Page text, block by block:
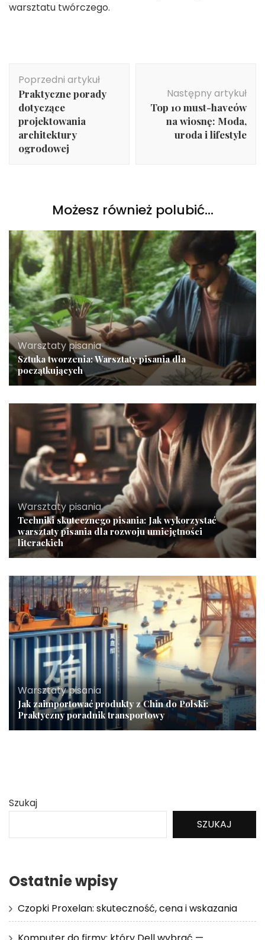
warsztatu twórczego.
wpisu
Poprzedni artykuł
Praktyczne porady
dotyczące
projektowania
architektury
ogrodowej
Następny artykuł
Top 10 must-haveów
na wiosnę: Moda,
uroda i lifestyle
Możesz również polubić…
Warsztaty pisania
Sztuka tworzenia: Warsztaty pisania dla
początkujących
Warsztaty pisania
Techniki skutecznego pisania: Jak wykorzystać
warsztaty pisania dla rozwoju umiejętności
literackich
Warsztaty pisania
Jak zaimportować produkty z Chin do Polski:
Praktyczny poradnik transportowy
Szukaj
SZUKAJ
Ostatnie wpisy
Czopki Proxelan: skuteczność, cena i wskazania